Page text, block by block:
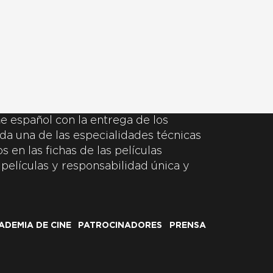
español con la entrega de los
una de las especialidades técnicas
en las fichas de las películas
y responsabilidad única y
DE CINE PATROCINADORES
PRENSA